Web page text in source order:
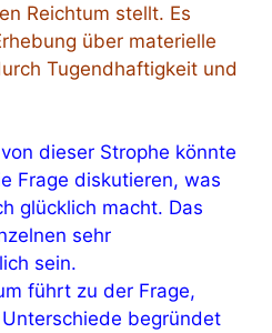
Reichtum stellt. Es
über materielle
Tugendhaftigkeit und
dieser Strophe könnte
Frage diskutieren, was
glücklich macht. Das
sehr
sein.
führt zu der Frage,
begründet